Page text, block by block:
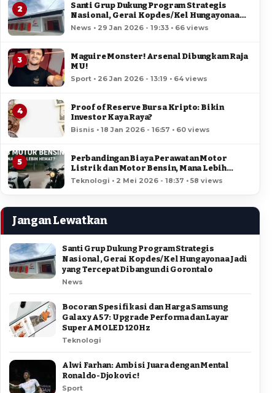
2
Santi Grup Dukung Program Strategis
Nasional, Gerai Kopdes/Kel Hungayonaa
Jadi yang Tercepat Dibangun di Gorontalo
News • 29 Jan 2026 - 19:33 • 66 views
3
Maguire Monster! Arsenal Dibungkam Raja
MU!
Sport • 26 Jan 2026 - 13:19 • 64 views
4
Proof of Reserve Bursa Kripto: Bikin
Investor Kaya Raya?
Bisnis • 18 Jan 2026 - 16:57 • 60 views
5
Perbandingan Biaya Perawatan Motor
Listrik dan Motor Bensin, Mana Lebih
Hemat?
Teknologi • 2 Mei 2026 - 18:37 • 58 views
Jangan Lewatkan
Santi Grup Dukung Program Strategis
Nasional, Gerai Kopdes/Kel Hungayonaa Jadi
yang Tercepat Dibangun di Gorontalo
News
Bocoran Spesifikasi dan Harga Samsung
Galaxy A57: Upgrade Performa dan Layar
Super AMOLED 120Hz
Teknologi
Alwi Farhan: Ambisi Juara dengan Mental
Ronaldo-Djokovic!
Sport